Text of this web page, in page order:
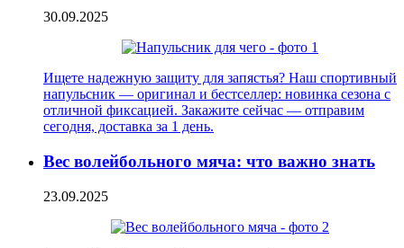
30.09.2025
Ищете надежную защиту для запястья? Наш спортивный
напульсник — оригинал и бестселлер: новинка сезона с
отличной фиксацией. Закажите сейчас — отправим
сегодня, доставка за 1 день.
Вес волейбольного мяча: что важно знать
23.09.2025